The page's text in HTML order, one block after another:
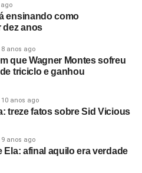
ensinando como
dez anos
8 anos ago
que Wagner Montes sofreu
triciclo e ganhou
10 anos ago
treze fatos sobre Sid Vicious
9 anos ago
Ela: afinal aquilo era verdade